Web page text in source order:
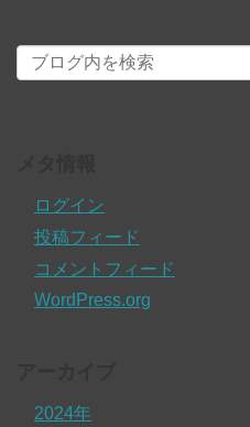
ログイン
投稿フィード
コメントフィード
WordPress.org
2024年